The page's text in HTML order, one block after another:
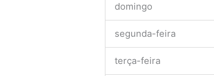
domingo
segunda-feira
terça-feira